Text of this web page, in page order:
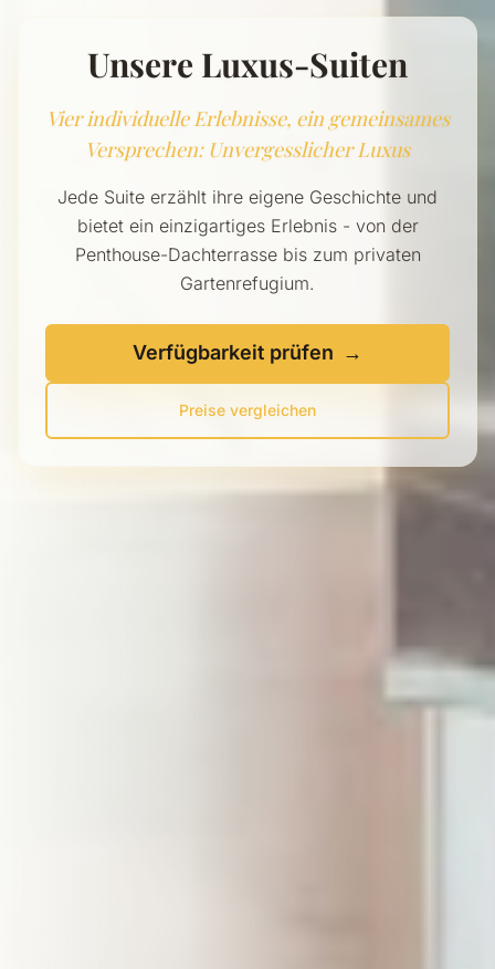
Unsere Luxus-Suiten
Vier individuelle Erlebnisse, ein gemeinsames
Versprechen: Unvergesslicher Luxus
Jede Suite erzählt ihre eigene Geschichte und
bietet ein einzigartiges Erlebnis - von der
Penthouse-Dachterrasse bis zum privaten
Gartenrefugium.
Verfügbarkeit prüfen →
Preise vergleichen